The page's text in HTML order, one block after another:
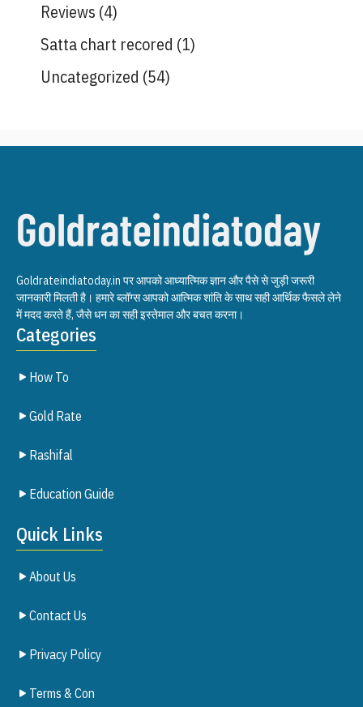
Reviews (4)
Satta chart recored (1)
Uncategorized (54)
Goldrateindiatoday.in पर आपको आध्यात्मिक ज्ञान और पैसे से जुड़ी जरूरी
जानकारी मिलती है। हमारे ब्लॉग्स आपको आत्मिक शांति के साथ सही आर्थिक फैसले लेने
में मदद करते हैं, जैसे धन का सही इस्तेमाल और बचत करना।
Categories
How To
Gold Rate
Rashifal
Education Guide
Quick Links
About Us
Contact Us
Privacy Policy
Terms & Con